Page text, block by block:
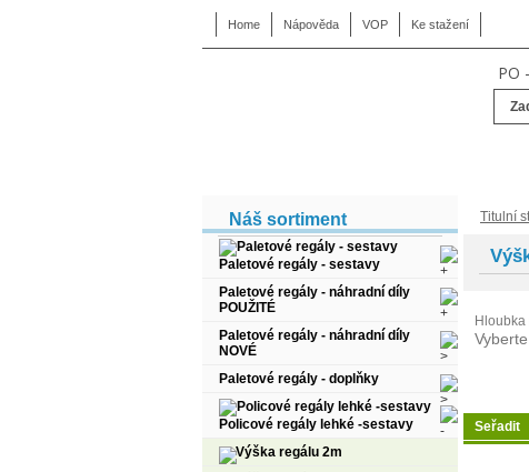
PO
Home Nápověda VOP Ke stažení
Titulní
Seřadit
Náš sortiment
Paletové regály - sestavy
Paletové regály - náhradní díly
POUŽITÉ
Paletové regály - náhradní díly
NOVÉ
Paletové regály - doplňky
Policové regály lehké -sestavy
Výška regálu 2m